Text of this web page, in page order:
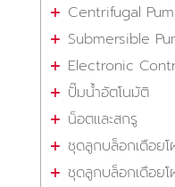
Centrifugal
Submersible
Electronic
ปั๊มน้ำอัตโนมัติ
น็อตและสกรู
ชุดลูกบล็อกเดือยโ
ชุดลูกบล็อกเดือย